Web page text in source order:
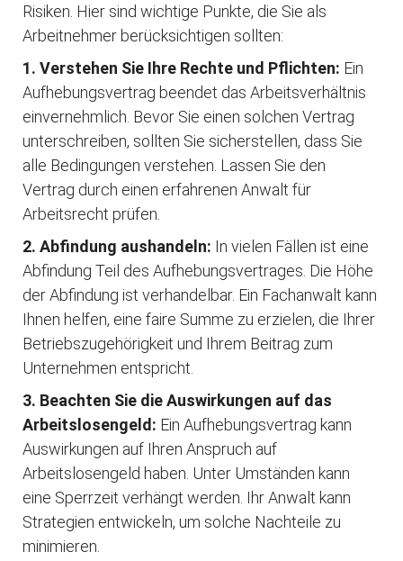
Risiken. Hier sind wichtige Punkte, die Sie als
Arbeitnehmer berücksichtigen sollten:
1. Verstehen Sie Ihre Rechte und Pflichten: Ein
Aufhebungsvertrag beendet das Arbeitsverhältnis
einvernehmlich. Bevor Sie einen solchen Vertrag
unterschreiben, sollten Sie sicherstellen, dass Sie
alle Bedingungen verstehen. Lassen Sie den
Vertrag durch einen erfahrenen Anwalt für
Arbeitsrecht prüfen.
2. Abfindung aushandeln: In vielen Fällen ist eine
Abfindung Teil des Aufhebungsvertrages. Die Höhe
der Abfindung ist verhandelbar. Ein Fachanwalt kann
Ihnen helfen, eine faire Summe zu erzielen, die Ihrer
Betriebszugehörigkeit und Ihrem Beitrag zum
Unternehmen entspricht.
3. Beachten Sie die Auswirkungen auf das
Arbeitslosengeld: Ein Aufhebungsvertrag kann
Auswirkungen auf Ihren Anspruch auf
Arbeitslosengeld haben. Unter Umständen kann
eine Sperrzeit verhängt werden. Ihr Anwalt kann
Strategien entwickeln, um solche Nachteile zu
minimieren.